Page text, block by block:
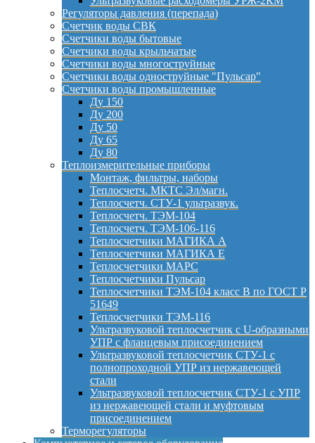
Регуляторы давления (перепада)
Счетчик воды СВК
Счетчики воды бытовые
Счетчики воды крыльчатые
Счетчики воды многоструйные
Счетчики воды одноструйные "Пульсар"
Счетчики воды промышленные
Ду 150
Ду 200
Ду 50
Ду 65
Ду 80
Теплоизмерительные приборы
Монтаж, фильтры, наборы
Теплосчетч. МКТС Эл/магн.
Теплосчетч. СТУ-1 ультразвук.
Теплосчетч. ТЭМ-104
Теплосчетч. ТЭМ-106-116
Теплосчетчики МАГИКА А
Теплосчетчики МАГИКА Е
Теплосчетчики МАРС
Теплосчетчики Пульсар
Теплосчетчики ТЭМ-104 класс B по ГОСТ Р
51649
Теплосчетчики ТЭМ-116
Ультразвуковой теплосчетчик с U-образными
УПР с фланцевым присоединением
Ультразвуковой теплосчетчик СТУ-1 с
полнопроходной УПР из нержавеющей
стали
Ультразвуковой теплосчетчик СТУ-1 с УПР
из нержавеющей стали и муфтовым
присоединением
Терморегуляторы